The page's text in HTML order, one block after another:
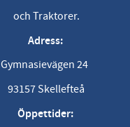
och Traktorer.
Adress:
Gymnasievägen 24
93157 Skellefteå
Öppettider: